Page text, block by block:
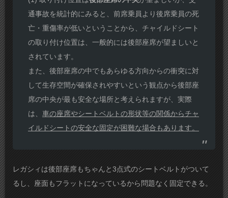
通事故を統計的にみると、前席乗員より後席乗員の死
亡・重傷率が低いということから、チャイルドシート
の取り付け位置は、一般的には後部座席が望ましいと
されています。
また、後部座席の中でもあらゆる方向からの衝突に対
して生存空間が確保されやすいという観点から後部座
席の中央が最も安全な場所と考えられますが、実際
は、 車の座席やシートベルトの形状等の関係からチャ
イルドシートの安全な固定が困難な場合もあります。
レガシィは後部座席もちゃんと3点式のシートベルトがついて
るし、座面もフラットになっているから問題なく固定できる。